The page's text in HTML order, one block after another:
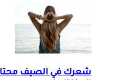
شعرك في الصيف